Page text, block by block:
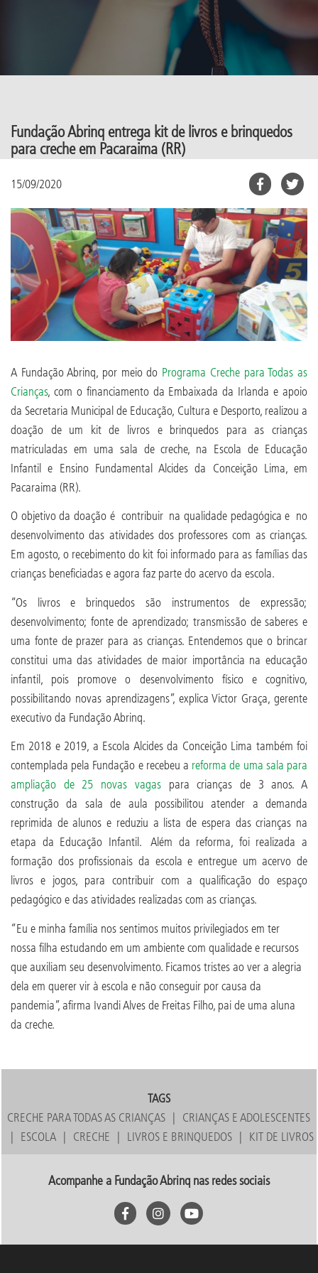
Fundação Abrinq entrega kit de livros e brinquedos
para creche em Pacaraima (RR)
15/09/2020
A Fundação Abrinq, por meio do Programa Creche para Todas as
Crianças, com o financiamento da Embaixada da Irlanda e apoio
da Secretaria Municipal de Educação, Cultura e Desporto, realizou a
doação de um kit de livros e brinquedos para as crianças
matriculadas em uma sala de creche, na Escola de Educação
Infantil e Ensino Fundamental Alcides da Conceição Lima, em
Pacaraima (RR).
O objetivo da doação é contribuir na qualidade pedagógica e no
desenvolvimento das atividades dos professores com as crianças.
Em agosto, o recebimento do kit foi informado para as famílias das
crianças beneficiadas e agora faz parte do acervo da escola.
“Os livros e brinquedos são instrumentos de expressão;
desenvolvimento; fonte de aprendizado; transmissão de saberes e
uma fonte de prazer para as crianças. Entendemos que o brincar
constitui uma das atividades de maior importância na educação
infantil, pois promove o desenvolvimento físico e cognitivo,
possibilitando novas aprendizagens”, explica Victor Graça, gerente
executivo da Fundação Abrinq.
Em 2018 e 2019, a Escola Alcides da Conceição Lima também foi
contemplada pela Fundação e recebeu a reforma de uma sala para
ampliação de 25 novas vagaspara crianças de 3 anos. A
construção da sala de aula possibilitou atender a demanda
reprimida de alunos e reduziu a lista de espera das crianças na
etapa da Educação Infantil. Além da reforma, foi realizada a
formação dos profissionais da escola e entregue um acervo de
livros e jogos, para contribuir com a qualificação do espaço
pedagógico e das atividades realizadas com as crianças.
“Eu e minha família nos sentimos muitos privilegiados em ter
nossa filha estudando em um ambiente com qualidade e recursos
que auxiliam seu desenvolvimento. Ficamos tristes ao ver a alegria
dela em querer vir à escola e não conseguir por causa da
pandemia”, afirma Ivandi Alves de Freitas Filho, pai de uma aluna
da creche.
TAGS
CRECHE PARA TODAS AS CRIANÇAS
CRIANÇAS E ADOLESCENTES
ESCOLA
CRECHE LIVROS E BRINQUEDOS KIT DE LIVROS
Acompanhe a Fundação Abrinq nas redes sociais